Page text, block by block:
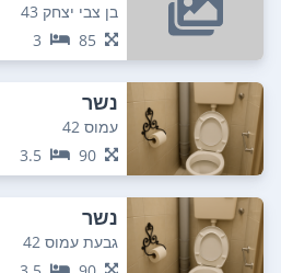
בן צבי יצחק 43
85
3
נשר
עמוס 42
90
3.5
נשר
גבעת עמוס 42